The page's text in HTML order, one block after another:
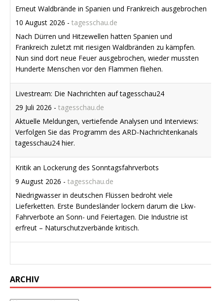
Livestream: Die Nachrichten auf tagesschau24
29 Juli 2026- tagesschau.de
Aktuelle Meldungen, vertiefende Analysen und Interviews:
Verfolgen Sie das Programm des ARD-Nachrichtenkanals
tagesschau24 hier.
Kritik an Lockerung des Sonntagsfahrverbots
9 August 2026-tagesschau.de
Niedrigwasser in deutschen Flüssen bedroht viele
Lieferketten. Erste Bundesländer lockern darum die Lkw-
Fahrverbote an Sonn- und Feiertagen. Die Industrie ist
Juni und Juli waren in Westeuropa so warm wie noch nie
10 August 2026-tagesschau.de
Viele Teile Europas litten zuletzt unter Hitzewellen,
Trockenheit und Waldbränden. Neue Daten zeigen nun: In
Westeuropa waren die beiden vergangenen Monate so heiß
ARCHIV